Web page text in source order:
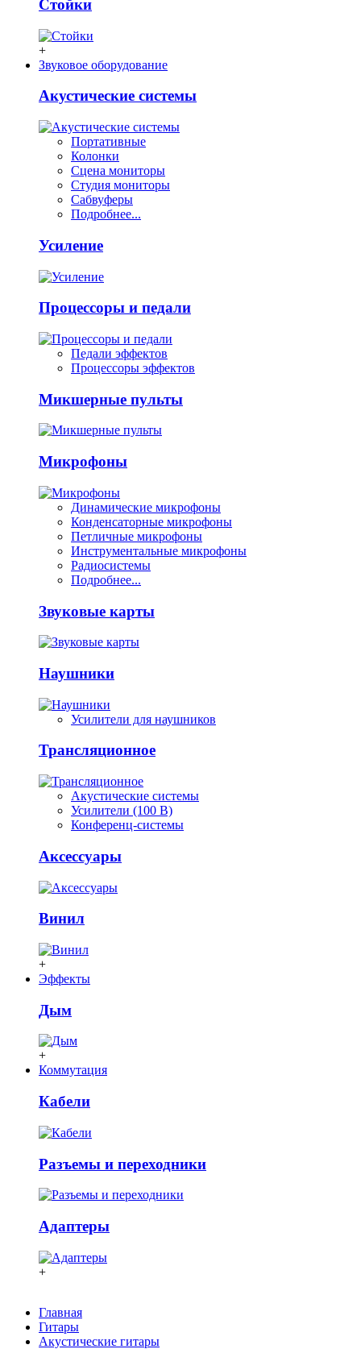
Стойки
+
Звуковое оборудование
Акустические системы
Портативные
Колонки
Сцена мониторы
Студия мониторы
Сабвуферы
Подробнее...
Усиление
Процессоры и педали
Педали эффектов
Процессоры эффектов
Микшерные пульты
Микрофоны
Динамические микрофоны
Конденсаторные микрофоны
Петличные микрофоны
Инструментальные микрофоны
Радиосистемы
Подробнее...
Звуковые карты
Наушники
Усилители для наушников
Трансляционное
Акустические системы
Усилители (100 В)
Конференц-системы
Аксессуары
Винил
+
Эффекты
Дым
+
Коммутация
Кабели
Разъемы и переходники
Адаптеры
+
Главная
Гитары
Акустические гитары